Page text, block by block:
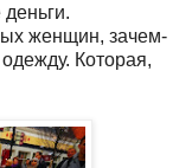
женщин, зачем-
Которая,